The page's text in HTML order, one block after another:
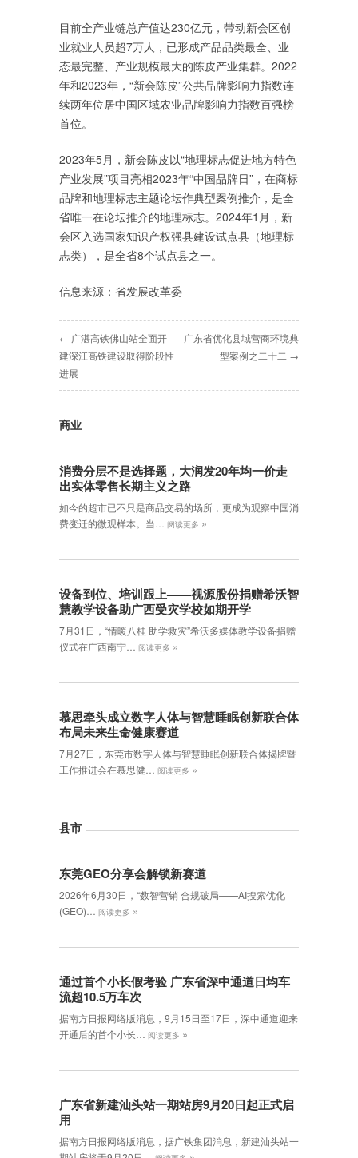
目前全产业链总产值达230亿元，带动新会区创
业就业人员超7万人，已形成产品品类最全、业
态最完整、产业规模最大的陈皮产业集群。2022
年和2023年，“新会陈皮”公共品牌影响力指数连
续两年位居中国区域农业品牌影响力指数百强榜
首位。
2023年5月，新会陈皮以“地理标志促进地方特色
产业发展”项目亮相2023年“中国品牌日”，在商标
品牌和地理标志主题论坛作典型案例推介，是全
省唯一在论坛推介的地理标志。2024年1月，新
会区入选国家知识产权强县建设试点县（地理标
志类），是全省8个试点县之一。
信息来源：省发展改革委
← 广湛高铁佛山站全面开
建深江高铁建设取得阶段性
进展
广东省优化县域营商环境典
型案例之二十二 →
商业
消费分层不是选择题，大润发20年均一价走
出实体零售长期主义之路
如今的超市已不只是商品交易的场所，更成为观察中国消
费变迁的微观样本。当…
阅读更多 »
设备到位、培训跟上——视源股份捐赠希沃智
慧教学设备助广西受灾学校如期开学
7月31日，“情暖八桂 助学救灾”希沃多媒体教学设备捐赠
仪式在广西南宁…
阅读更多 »
慕思牵头成立数字人体与智慧睡眠创新联合体
布局未来生命健康赛道
7月27日，东莞市数字人体与智慧睡眠创新联合体揭牌暨
工作推进会在慕思健…
阅读更多 »
县市
东莞GEO分享会解锁新赛道
2026年6月30日，‌“数智营销 合规破局——AI搜索优化
(GEO)…
阅读更多 »
通过首个小长假考验 广东省深中通道日均车
流超10.5万车次
据南方日报网络版消息，9月15日至17日，深中通道迎来
开通后的首个小长…
阅读更多 »
广东省新建汕头站一期站房9月20日起正式启
用
据南方日报网络版消息，据广铁集团消息，新建汕头站一